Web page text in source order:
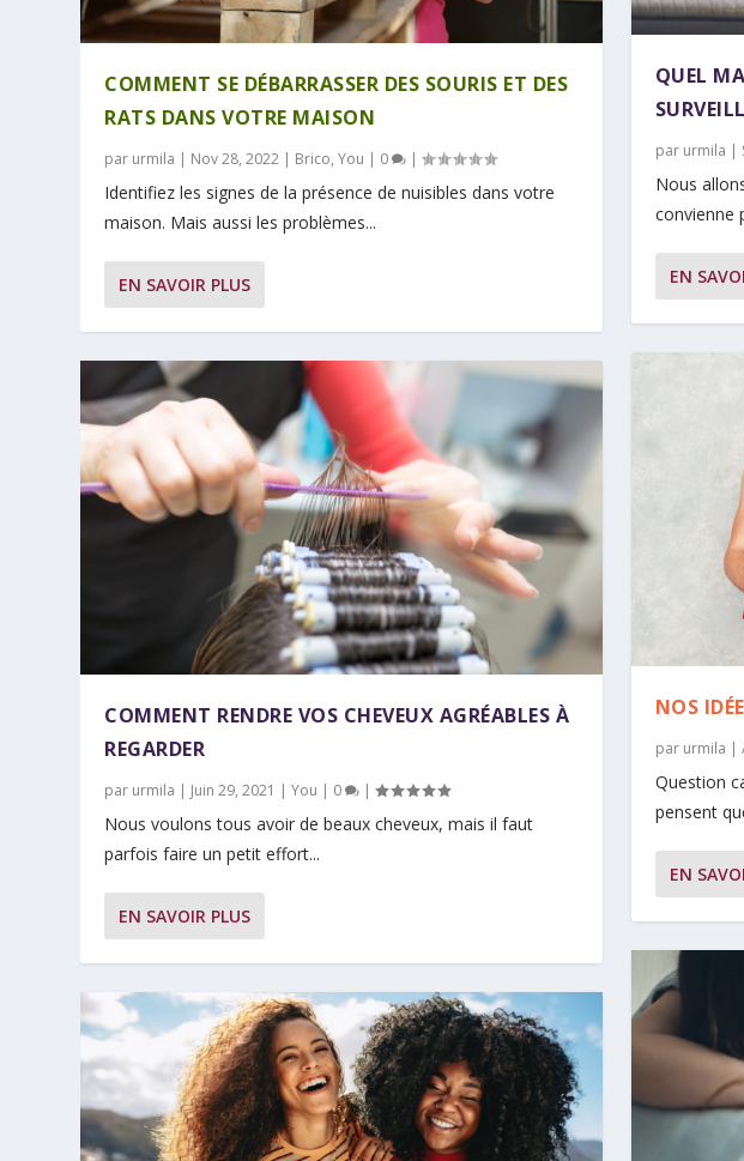
COMMENT SE DÉBARRASSER DES SOURIS ET DES
RATS DANS VOTRE MAISON
par urmila | Nov 28, 2022 | Brico,You | 0 |
Identifiez les signes de la présence de nuisibles dans votre
maison. Mais aussi les problèmes...
EN SAVOIR PLUS
COMMENT RENDRE VOS CHEVEUX AGRÉABLES À
REGARDER
par urmila | Juin 29, 2021 |You | 0 |
Nous voulons tous avoir de beaux cheveux, mais il faut
parfois faire un petit effort...
EN SAVOIR PLUS
QUEL
par urmila |
Nous
convienne
EN
NOS
par urmila |
Question
pensent
EN